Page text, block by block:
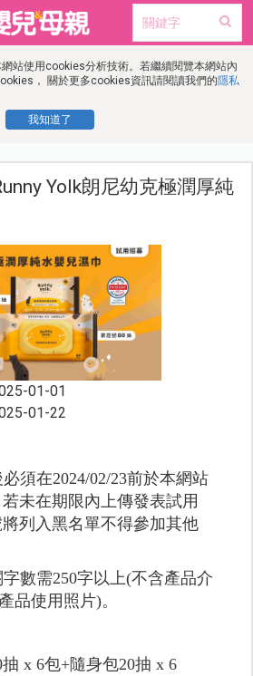
站使用cookies分析技術。若繼續閱覽本網站內
， 關於更多cookies資訊請閱讀我們的隱私
我知道了
Yolk朗尼幼克極潤厚純
01-01
01-22
須在2024/02/23前於本網站
未在期限內上傳發表試用
列入黑名單不得參加其他
數需250字以上(不含產品介
品使用照片)。
x 6包+隨身包20抽 x 6